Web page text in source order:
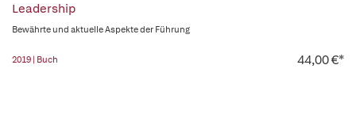
Leadership
Bewährte und aktuelle Aspekte der Führung
2019 | Buch 44,00 €*